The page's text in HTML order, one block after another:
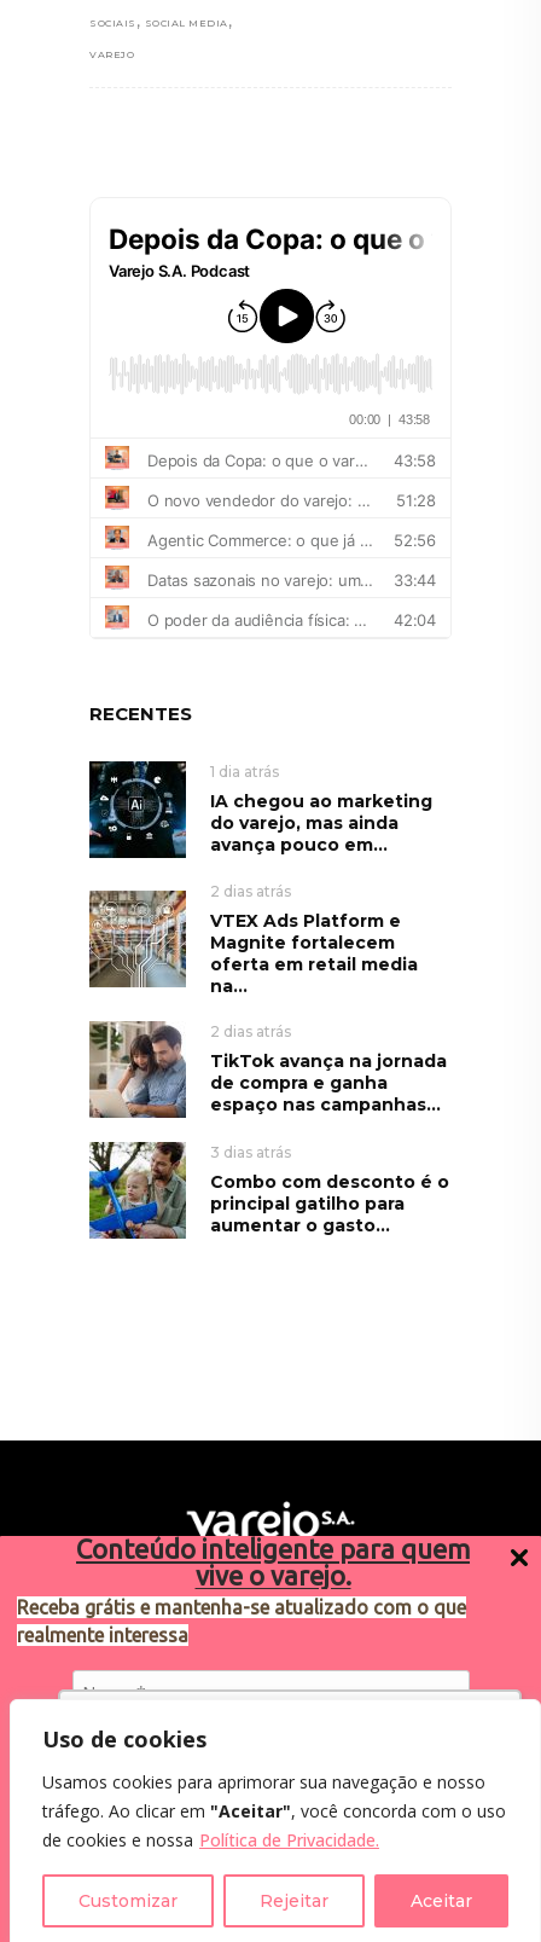
Conteúdo inteligente para quem
vive o varejo.
Receba grátis e mantenha-se atualizado com o que
realmente interessa
Eu concordo em receber comunicações.
Ao informar meus dados, eu concordo com a
Assine a Newsletter
Utilizamos cookies para oferecer melhor
como você interage em nosso site e
personalizar conteúdo.
Uso de cookies
Usamos cookies para aprimorar sua navegação e nosso
tráfego. Ao clicar em "Aceitar", você concorda com o uso
de cookies e nossa Política de Privacidade.
Customizar Rejeitar Aceitar
SOCIAIS , SOCIAL MEDIA ,
VAREJO
RECENTES
1 dia atrás
IA chegou ao marketing
do varejo, mas ainda
avança pouco em...
2 dias atrás
VTEX Ads Platform e
Magnite fortalecem
oferta em retail media
na...
2 dias atrás
TikTok avança na jornada
de compra e ganha
espaço nas campanhas...
3 dias atrás
Combo com desconto é o
principal gatilho para
aumentar o gasto...
Sugestões de pauta
varejosa@cndl.org.br
2024®. Todos os direitos reservados.